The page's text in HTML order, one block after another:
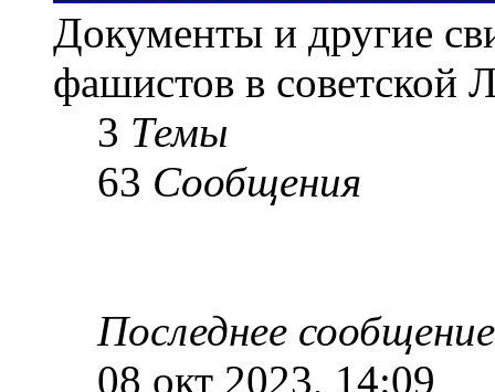
Документы и другие
фашистов в советской
3 Темы
63 Сообщения
Последнее сообщение
08 окт 2023, 14:09